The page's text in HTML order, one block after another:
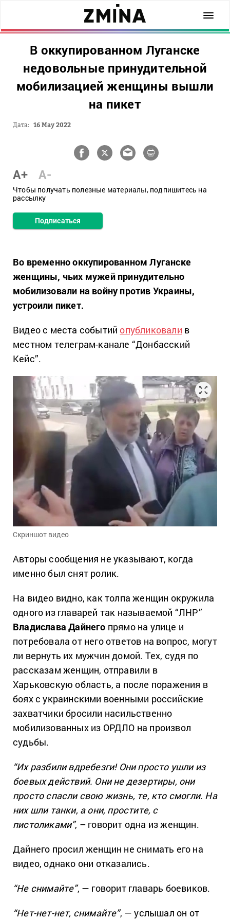
В оккупированном Луганске
недовольные принудительной
мобилизацией женщины вышли
на пикет
Дата: 16 May 2022
A+ A-
Чтобы получать полезные материалы, подпишитесь на
рассылку
Подписаться
Во временно оккупированном Луганске
женщины, чьих мужей принудительно
мобилизовали на войну против Украины,
устроили пикет.
Видео с места событий опубликовали в
местном телеграм-канале “Донбасский
Кейс”.
Скриншот видео
Авторы сообщения не указывают, когда
именно был снят ролик.
На видео видно, как толпа женщин окружила
одного из главарей так называемой “ЛНР”
Владислава Дайнего прямо на улице и
потребовала от него ответов на вопрос, могут
ли вернуть их мужчин домой. Тех, судя по
рассказам женщин, отправили в
Харьковскую область, а после поражения в
боях с украинскими военными российские
захватчики бросили насильственно
мобилизованных из ОРДЛО на произвол
судьбы.
“Их разбили вдребезги! Они просто ушли из
боевых действий. Они не дезертиры, они
просто спасли свою жизнь, те, кто смогли. На
них шли танки, а они, простите, с
пистоликами”, – говорит одна из женщин.
Дайнего просил женщин не снимать его на
видео, однако они отказались.
“Не снимайте”, — говорит главарь боевиков.
“Нет-нет-нет, снимайте”, — услышал он от